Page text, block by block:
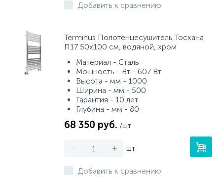
Добавить к сравнению
Terminus Полотенцесушитель Тоскана
П17 50х100 см, водяной, хром
Материал - Сталь
Мощность - Вт - 607 Вт
Высота - мм - 1000
Ширина - мм - 500
Гарантия - 10 лет
Глубина - мм - 80
68 350 руб. /шт
- + шт
Добавить к сравнению